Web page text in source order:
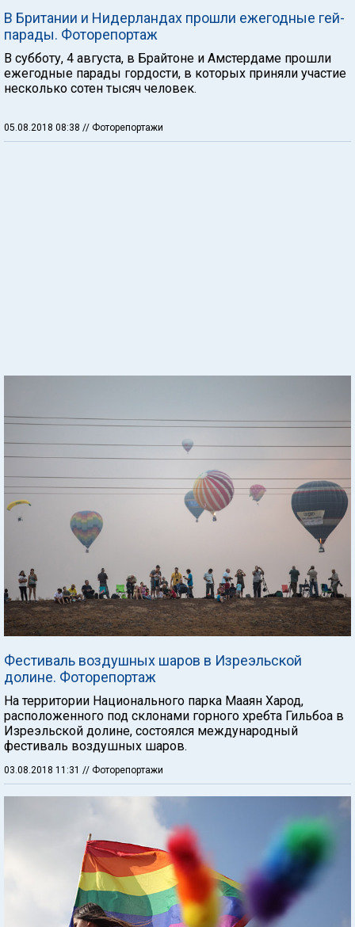
В Британии и Нидерландах прошли ежегодные гей-
парады. Фоторепортаж
В субботу, 4 августа, в Брайтоне и Амстердаме прошли
ежегодные парады гордости, в которых приняли участие
несколько сотен тысяч человек.
05.08.2018 08:38 // Фоторепортажи
Фестиваль воздушных шаров в Изреэльской
долине. Фоторепортаж
На территории Национального парка Мааян Харод,
расположенного под склонами горного хребта Гильбоа в
Изреэльской долине, состоялся международный
фестиваль воздушных шаров.
03.08.2018 11:31 // Фоторепортажи